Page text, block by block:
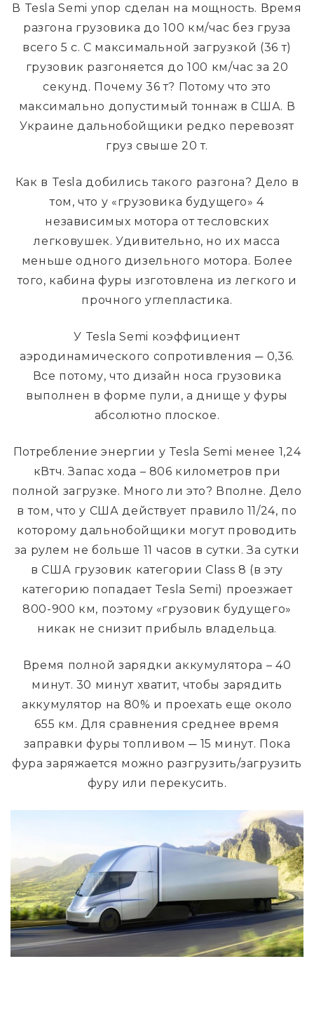
В Tesla Semi упор сделан на мощность. Время
разгона грузовика до 100 км/час без груза
всего 5 с. С максимальной загрузкой (36 т)
грузовик разгоняется до 100 км/час за 20
секунд. Почему 36 т? Потому что это
максимально допустимый тоннаж в США. В
Украине дальнобойщики редко перевозят
груз свыше 20 т.
Как в Tesla добились такого разгона? Дело в
том, что у «грузовика будущего» 4
независимых мотора от тесловских
легковушек. Удивительно, но их масса
меньше одного дизельного мотора. Более
того, кабина фуры изготовлена из легкого и
прочного углепластика.
У Tesla Semi коэффициент
аэродинамического сопротивления ─ 0,36.
Все потому, что дизайн носа грузовика
выполнен в форме пули, а днище у фуры
абсолютно плоское.
Потребление энергии у Tesla Semi менее 1,24
кВтч. Запас хода – 806 километров при
полной загрузке. Много ли это? Вполне. Дело
в том, что у США действует правило 11/24, по
которому дальнобойщики могут проводить
за рулем не больше 11 часов в сутки. За сутки
в США грузовик категории Class 8 (в эту
категорию попадает Tesla Semi) проезжает
800-900 км, поэтому «грузовик будущего»
никак не снизит прибыль владельца.
Время полной зарядки аккумулятора – 40
минут. 30 минут хватит, чтобы зарядить
аккумулятор на 80% и проехать еще около
655 км. Для сравнения среднее время
заправки фуры топливом ─ 15 минут. Пока
фура заряжается можно разгрузить/загрузить
фуру или перекусить.